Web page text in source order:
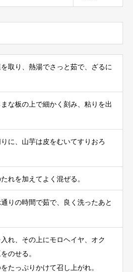
取り、熱湯でさっと茹で、ざるに
な板の上で細かく刻み、粘りを出
に、山芋は皮をむいてすりおろ
れを加えてよく混ぜる。
りの時間で茹で、良く洗ったあと
れ、その上にモロヘイヤ、オク
のせる。
たっぷりかけて召し上がれ。